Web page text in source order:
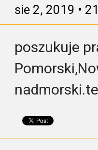
sie 2, 2019 •
poszukuje